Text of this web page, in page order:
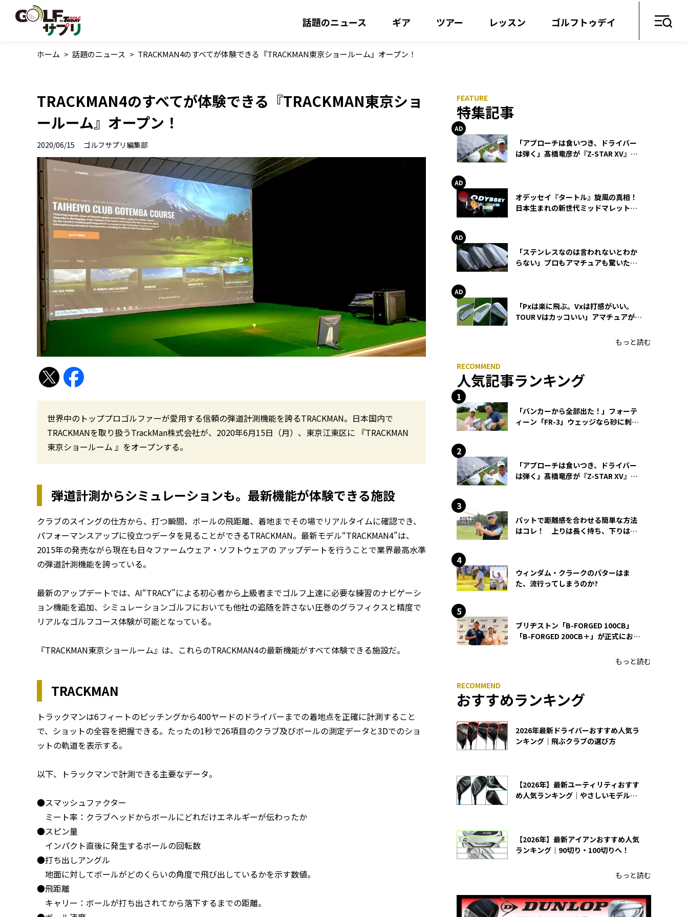
話題のニュース ギア ツアー レッスン ゴルフトゥデイ
ホーム > 話題のニュース > TRACKMAN4のすべてが体験できる『TRACKMAN東京ショールーム』オープン！
TRACKMAN4のすべてが体験できる『TRACKMAN東京ショ
ールーム』オープン！
2020/06/15 ゴルフサプリ編集部
世界中のトッププロゴルファーが愛用する信頼の弾道計測機能を誇るTRACKMAN。日本国内で
TRACKMANを取り扱うTrackMan株式会社が、2020年6月15日（月）、東京江東区に 『TRACKMAN
東京ショールーム 』をオープンする。
弾道計測からシミュレーションも。最新機能が体験できる施設
クラブのスイングの仕方から、打つ瞬間、ボールの飛距離、着地までその場でリアルタイムに確認でき、
パフォーマンスアップに役立つデータを見ることができるTRACKMAN。最新モデル“TRACKMAN4”は、
2015年の発売ながら現在も日々ファームウェア・ソフトウェアの アップデートを行うことで業界最高水準
の弾道計測機能を誇っている。
最新のアップデートでは、AI“TRACY”による初心者から上級者までゴルフ上達に必要な練習のナビゲーシ
ョン機能を追加、シミュレーションゴルフにおいても他社の追随を許さない圧巻のグラフィクスと精度で
リアルなゴルフコース体験が可能となっている。
『TRACKMAN東京ショールーム』は、これらのTRACKMAN4の最新機能がすべて体験できる施設だ。
TRACKMAN
トラックマンは6フィートのピッチングから400ヤードのドライバーまでの着地点を正確に計測すること
で、ショットの全容を把握できる。たったの1秒で26項目のクラブ及びボールの測定データと3Dでのショ
ットの軌道を表示する。
以下、トラックマンで計測できる主要なデータ。
●スマッシュファクター
ミート率：クラブヘッドからボールにどれだけエネルギーが伝わったか
●スピン量
インパクト直後に発生するボールの回転数
●打ち出しアングル
地面に対してボールがどのくらいの角度で飛び出しているかを示す数値。
●飛距離
キャリー：ボールが打ち出されてから落下するまでの距離。
特集記事
「アプローチは食いつき、ドライバー
は弾く」髙橋竜彦が『Z-STAR XV』を
オデッセイ『タートル』旋風の真相！
日本生まれの新世代ミッドマレットが
「ステンレスなのは言われないとわか
らない」プロもアマチュアも驚いた
「Pxは楽に飛ぶ。Vxは打感がいい。
TOUR Vはカッコいい」アマチュアが選
もっと読む
人気記事ランキング
「バンカーから全部出た！」フォーテ
ィーン「FR-3」ウェッジなら砂に刺さ
「アプローチは食いつき、ドライバー
は弾く」髙橋竜彦が『Z-STAR XV』を
パットで距離感を合わせる簡単な方法
はコレ！ 上りは長く持ち、下りは短
ウィンダム・クラークのパターはま
た、流行ってしまうのか?
ブリヂストン「B-FORGED 100CB」
「B-FORGED 200CB＋」が正式にお披
もっと読む
おすすめランキング
2026年最新ドライバーおすすめ人気ラ
ンキング｜飛ぶクラブの選び方
【2026年】最新ユーティリティおすす
め人気ランキング｜やさしいモデルの
【2026年】最新アイアンおすすめ人気
ランキング｜90切り・100切りへ！
もっと読む